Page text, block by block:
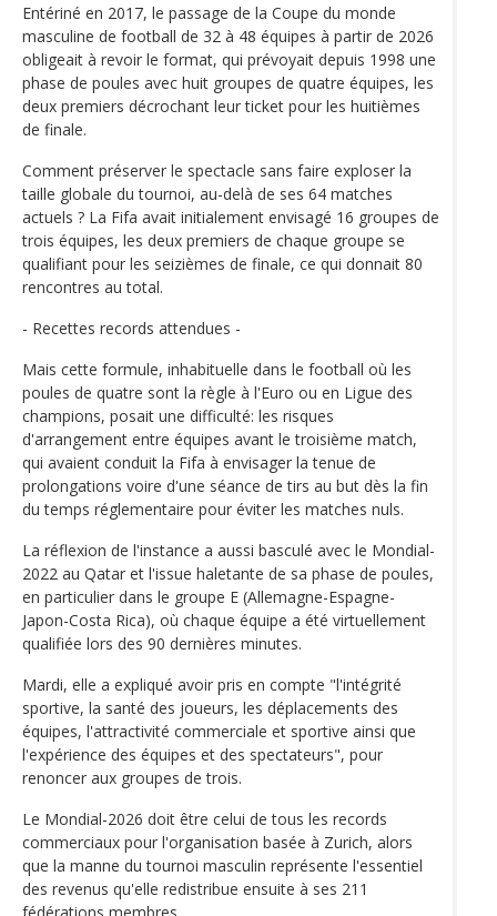
Entériné en 2017, le passage de la Coupe du monde
masculine de football de 32 à 48 équipes à partir de 2026
obligeait à revoir le format, qui prévoyait depuis 1998 une
phase de poules avec huit groupes de quatre équipes, les
deux premiers décrochant leur ticket pour les huitièmes
de finale.
Comment préserver le spectacle sans faire exploser la
taille globale du tournoi, au-delà de ses 64 matches
actuels ? La Fifa avait initialement envisagé 16 groupes de
trois équipes, les deux premiers de chaque groupe se
qualifiant pour les seizièmes de finale, ce qui donnait 80
rencontres au total.
- Recettes records attendues -
Mais cette formule, inhabituelle dans le football où les
poules de quatre sont la règle à l'Euro ou en Ligue des
champions, posait une difficulté: les risques
d'arrangement entre équipes avant le troisième match,
qui avaient conduit la Fifa à envisager la tenue de
prolongations voire d'une séance de tirs au but dès la fin
du temps réglementaire pour éviter les matches nuls.
La réflexion de l'instance a aussi basculé avec le Mondial-
2022 au Qatar et l'issue haletante de sa phase de poules,
en particulier dans le groupe E (Allemagne-Espagne-
Japon-Costa Rica), où chaque équipe a été virtuellement
qualifiée lors des 90 dernières minutes.
Mardi, elle a expliqué avoir pris en compte "l'intégrité
sportive, la santé des joueurs, les déplacements des
équipes, l'attractivité commerciale et sportive ainsi que
l'expérience des équipes et des spectateurs", pour
renoncer aux groupes de trois.
Le Mondial-2026 doit être celui de tous les records
commerciaux pour l'organisation basée à Zurich, alors
que la manne du tournoi masculin représente l'essentiel
des revenus qu'elle redistribue ensuite à ses 211